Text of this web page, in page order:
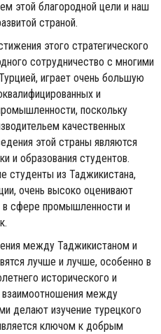
этой благородной цели и наш
страной.
этого стратегического
сотрудничество с многими
играет очень большую
и
поскольку
качественных
этой страны являются
и образования студентов.
студенты из Таджикистана,
очень высоко оценивают
в сфере промышленности и
между Таджикистаном и
лучше и лучше, особенно в
исторического и
взаимоотношения между
делают изучение турецкого
ключом к добрым